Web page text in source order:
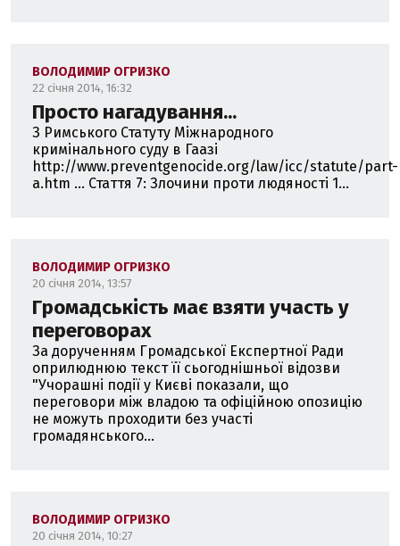
ВОЛОДИМИР ОГРИЗКО
22 січня 2014, 16:32
Просто нагадування...
З Римського Статуту Міжнародного
кримінального суду в Гаазі
http://www.preventgenocide.org/law/icc/statute/part-
a.htm ... Стаття 7: Злочини проти людяності 1...
ВОЛОДИМИР ОГРИЗКО
20 січня 2014, 13:57
Громадськість має взяти участь у
переговорах
За дорученням Громадської Експертної Ради
оприлюднюю текст її сьогоднішньої відозви
"Учорашні події у Києві показали, що
переговори між владою та офіційною опозицію
не можуть проходити без участі
громадянського...
ВОЛОДИМИР ОГРИЗКО
20 січня 2014, 10:27